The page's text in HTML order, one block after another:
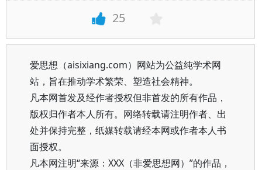
25
爱思想（aisixiang.com）网站为公益纯学术网
站，旨在推动学术繁荣、塑造社会精神。
凡本网首发及经作者授权但非首发的所有作品，
版权归作者本人所有。网络转载请注明作者、出
处并保持完整，纸媒转载请经本网或作者本人书
面授权。
凡本网注明“来源：XXX（非爱思想网）”的作品，